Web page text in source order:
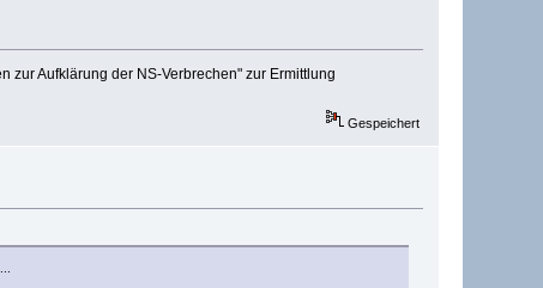
zur Aufklärung der NS-Verbrechen" zur Ermittlung
Gespeichert